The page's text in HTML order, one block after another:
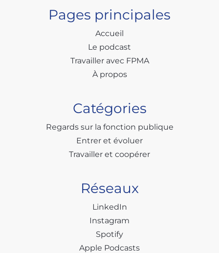
Pages principales
Accueil
Le podcast
Travailler avec FPMA
À propos
Catégories
Regards sur la fonction publique
Entrer et évoluer
Travailler et coopérer
Réseaux
LinkedIn
Instagram
Spotify
Apple Podcasts